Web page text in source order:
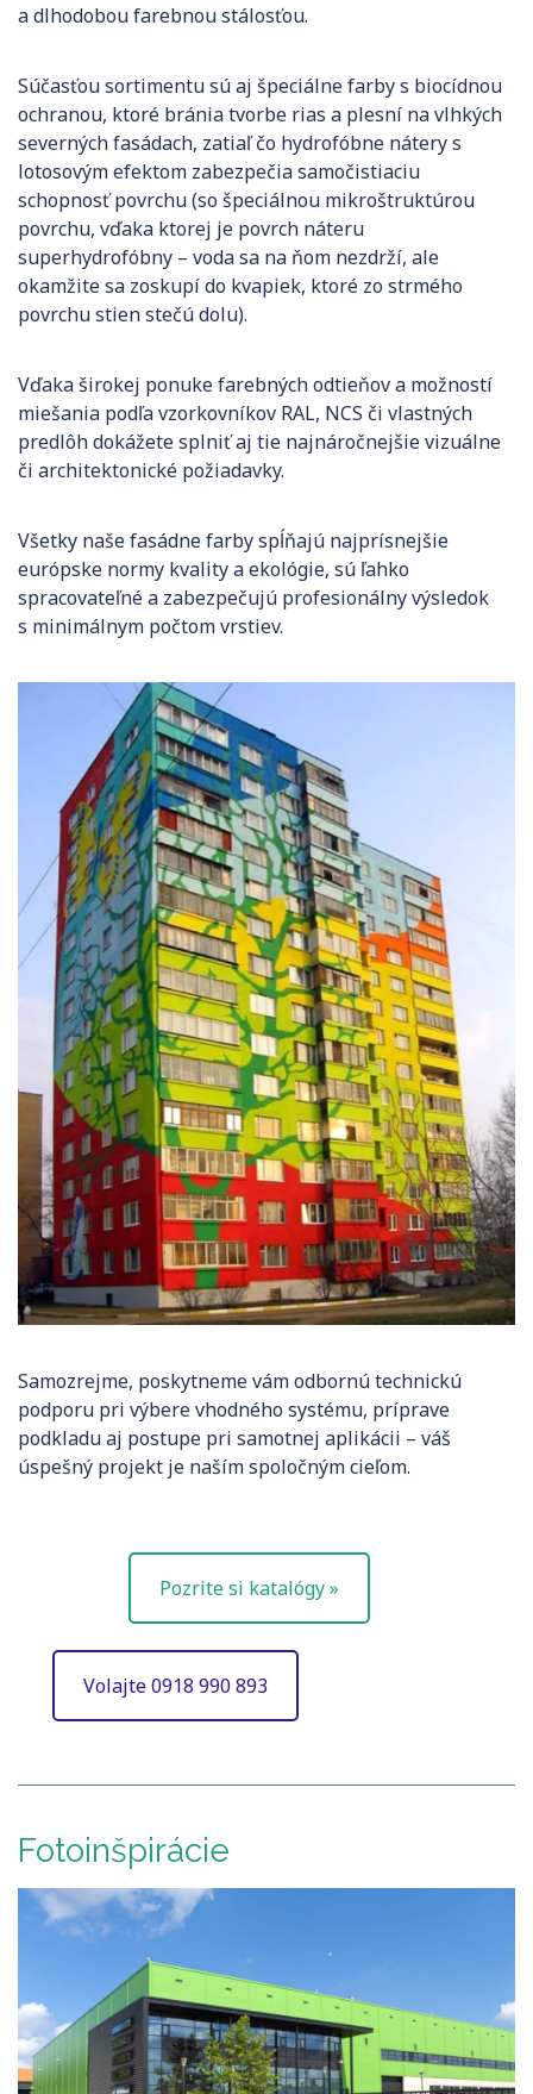
a dlhodobou farebnou stálosťou.
Súčasťou sortimentu sú aj špeciálne farby s biocídnou
ochranou, ktoré bránia tvorbe rias a plesní na vlhkých
severných fasádach, zatiaľ čo hydrofóbne nátery s
lotosovým efektom zabezpečia samočistiaciu
schopnosť povrchu (so špeciálnou mikroštruktúrou
povrchu, vďaka ktorej je povrch náteru
superhydrofóbny – voda sa na ňom nezdrží, ale
okamžite sa zoskupí do kvapiek, ktoré zo strmého
povrchu stien stečú dolu).
Vďaka širokej ponuke farebných odtieňov a možností
miešania podľa vzorkovníkov RAL, NCS či vlastných
predlôh dokážete splniť aj tie najnáročnejšie vizuálne
či architektonické požiadavky.
Všetky naše fasádne farby spĺňajú najprísnejšie
európske normy kvality a ekológie, sú ľahko
spracovateľné a zabezpečujú profesionálny výsledok
s minimálnym počtom vrstiev.
Samozrejme, poskytneme vám odbornú technickú
podporu pri výbere vhodného systému, príprave
podkladu aj postupe pri samotnej aplikácii – váš
úspešný projekt je naším spoločným cieľom.
Pozrite si katalógy »
Volajte 0918 990 893
Fotoinšpirácie